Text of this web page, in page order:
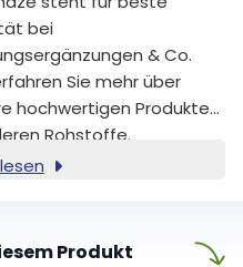
bei
& Co.
Sie mehr über
hochwertigen Produkte
Rohstoffe.
Produkt